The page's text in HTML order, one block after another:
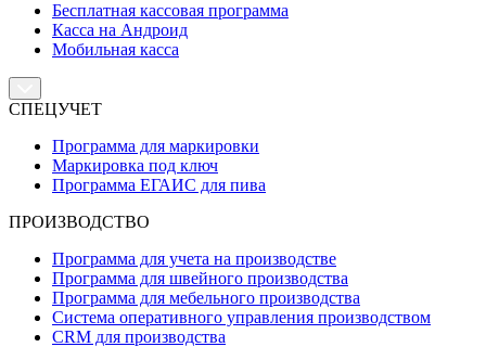
Бесплатная кассовая программа
Касса на Андроид
Мобильная касса
СПЕЦУЧЕТ
Программа для маркировки
Маркировка под ключ
Программа ЕГАИС для пива
ПРОИЗВОДСТВО
Программа для учета на производстве
Программа для швейного производства
Программа для мебельного производства
Система оперативного управления производством
CRM для производства